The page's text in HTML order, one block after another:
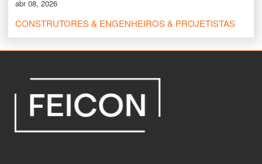
abr 08, 2026
CONSTRUTORES & ENGENHEIROS & PROJETISTAS